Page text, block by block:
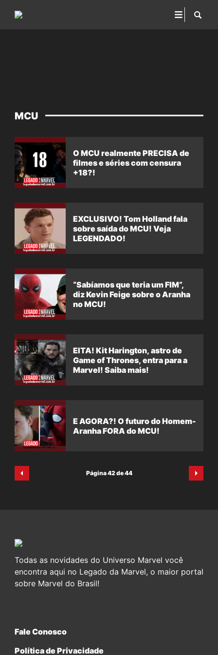
MCU
O MCU realmente PRECISA de
filmes e séries com censura
+18?!
EXCLUSIVO! Tom Holland fala
sobre saída do MCU! Veja
LEGENDADO!
“Sabíamos que teria um FIM”,
diz Kevin Feige sobre o Aranha
no MCU!
EITA! Kit Harington, astro de
Game of Thrones, entra para a
Marvel! Saiba mais!
E AGORA?! O futuro do Homem-
Aranha FORA do MCU!
Página 42 de 44
Todas as novidades do Universo Marvel você
encontra aqui no Legado da Marvel, o maior portal
sobre Marvel do Brasil!
Fale Conosco
Política de Privacidade